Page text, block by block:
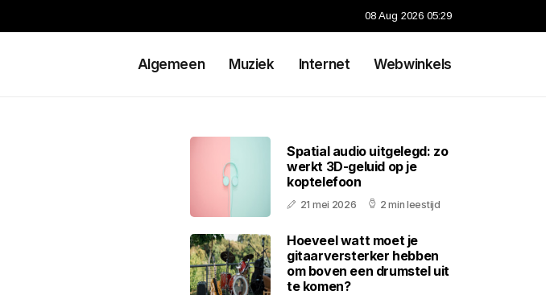
08 Aug 2026 05:29
Algemeen Muziek Internet Webwinkels
Spatial audio uitgelegd: zo
werkt 3D-geluid op je
koptelefoon
21 mei 2026 2 min leestijd
Hoeveel watt moet je
gitaarversterker hebben
om boven een drumstel uit
te komen?